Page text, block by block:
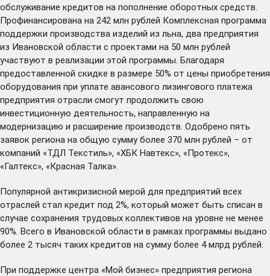
обслуживание кредитов на пополнение оборотных средств.
Профинансирована на 242 млн рублей Комплексная программа
поддержки производства изделий из льна, два предприятия
из Ивановской области с проектами на 50 млн рублей
участвуют в реализации этой программы. Благодаря
предоставленной скидке в размере 50% от цены приобретения
оборудования при уплате авансового лизингового платежа
предприятия отрасли смогут продолжить свою
инвестиционную деятельность, направленную на
модернизацию и расширение производств. Одобрено пять
заявок региона на общую сумму более 370 млн рублей – от
компаний «ТДЛ Текстиль», «ХБК Навтекс», «Протекс»,
«Галтекс», «Красная Талка».
Популярной антикризисной мерой для предприятий всех
отраслей стал кредит под 2%, который может быть списан в
случае сохранения трудовых коллективов на уровне не менее
90%. Всего в Ивановской области в рамках программы выдано
более 2 тысяч таких кредитов на сумму более 4 млрд рублей.
При поддержке центра «Мой бизнес» предприятия региона